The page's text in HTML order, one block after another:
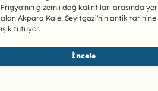
Frigya'nın gizemli dağ kalıntıları arasında yer
alan Akpara Kale, Seyitgazi'nin antik tarihine
ışık tutuyor.
İncele